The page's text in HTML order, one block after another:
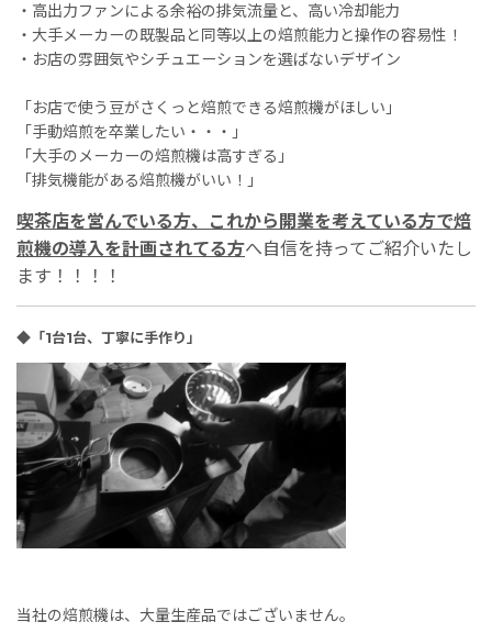
・高出力ファンによる余裕の排気流量と、高い冷却能力
・大手メーカーの既製品と同等以上の焙煎能力と操作の容易性！
・お店の雰囲気やシチュエーションを選ばないデザイン
「お店で使う豆がさくっと焙煎できる焙煎機がほしい」
「手動焙煎を卒業したい・・・」
「大手のメーカーの焙煎機は高すぎる」
「排気機能がある焙煎機がいい！」
喫茶店を営んでいる方、これから開業を考えている方で焙
煎機の導入を計画されてる方へ自信を持ってご紹介いたし
ます！！！！
◆「1台1台、丁寧に手作り」
当社の焙煎機は、大量生産品ではございません。